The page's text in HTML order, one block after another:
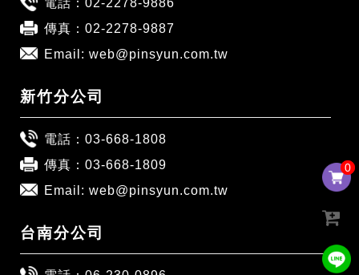
0
0
傳真：02-2278-9887
Email: web@pinsyun.com.tw
新竹分公司
電話： 03-668-1808
傳真：03-668-1809
Email: web@pinsyun.com.tw
台南分公司